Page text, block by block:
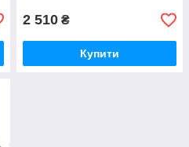
2 510 ₴
Купити